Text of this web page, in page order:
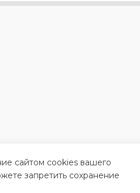
сайтом cookies вашего
запретить сохранение